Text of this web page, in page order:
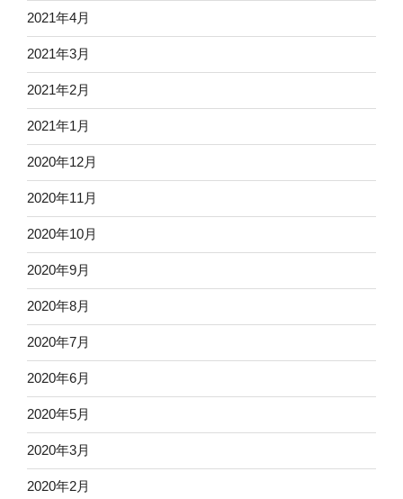
2021年4月
2021年3月
2021年2月
2021年1月
2020年12月
2020年11月
2020年10月
2020年9月
2020年8月
2020年7月
2020年6月
2020年5月
2020年3月
2020年2月